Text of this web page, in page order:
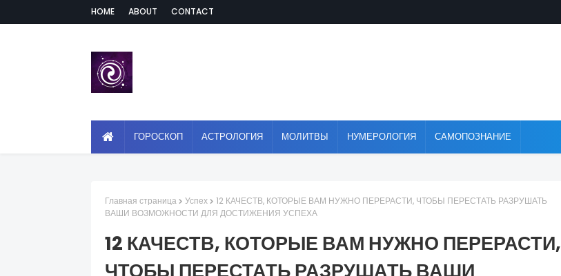
HOME ABOUT CONTACT
ГОРОСКОП АСТРОЛОГИЯ МОЛИТВЫ НУМЕРОЛОГИЯ САМОПОЗНАНИЕ
Главная страница Успех
12 КАЧЕСТВ, КОТОРЫЕ ВАМ НУЖНО ПЕРЕРАСТИ, ЧТОБЫ ПЕРЕСТАТЬ РАЗРУШАТЬ
ВАШИ ВОЗМОЖНОСТИ ДЛЯ ДОСТИЖЕНИЯ УСПЕХА
12 КАЧЕСТВ, КОТОРЫЕ ВАМ НУЖНО ПЕРЕРАСТИ,
ЧТОБЫ ПЕРЕСТАТЬ РАЗРУШАТЬ ВАШИ